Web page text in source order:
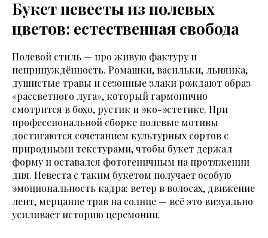
Букет невесты из полевых
цветов: естественная свобода
Полевой стиль — про живую фактуру и
непринуждённость. Ромашки, васильки, льнянка,
душистые травы и сезонные злаки рождают образ
«рассветного луга», который гармонично
смотрится в бохо, рустик и эко-эстетике. При
профессиональной сборке полевые мотивы
достигаются сочетанием культурных сортов с
природными текстурами, чтобы букет держал
форму и оставался фотогеничным на протяжении
дня. Невеста с таким букетом получает особую
эмоциональность кадра: ветер в волосах, движение
лент, мерцание трав на солнце — всё это визуально
усиливает историю церемонии.